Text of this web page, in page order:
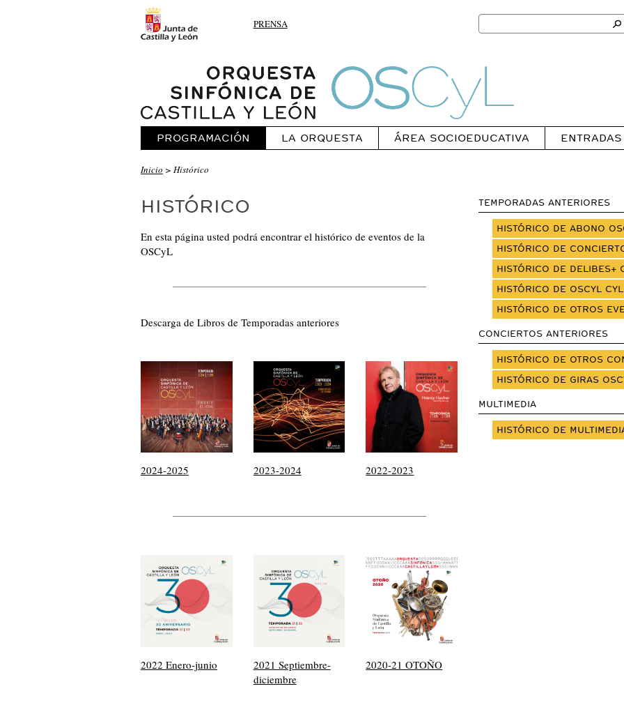
PRENSA
Search
for:
PROGRAMACIÓN LA ORQUESTA ÁREA SOCIOEDUCATIVA
Inicio > Histórico
HISTÓRICO
En esta página usted podrá encontrar el histórico de eventos de la
OSCyL
Descarga de Libros de Temporadas anteriores
2024-2025 2023-2024 2022-2023
2022 Enero-junio
2021 Septiembre-
diciembre
2020-21 OTOÑO
TEMPORADAS ANTERIORES
HISTÓRICO DE ABONO
HISTÓRICO DE
HISTÓRICO DE DELIBES+
HISTÓRICO DE OSCYL CYL
HISTÓRICO DE OTROS
CONCIERTOS ANTERIORES
HISTÓRICO DE OTROS
HISTÓRICO DE GIRAS
MULTIMEDIA
HISTÓRICO DE